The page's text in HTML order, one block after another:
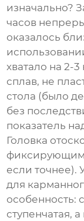
изначально?
часов
оказалось
хватало на 2-
сплав, не
стола (было
без
показатель
Головка
если точнее).
для
особенность:
ступенчатая,